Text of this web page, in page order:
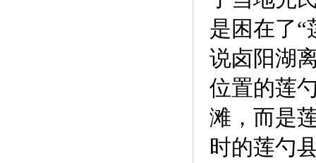
是困在了“
说卤阳湖
位置的莲
滩，而是
时的莲勺